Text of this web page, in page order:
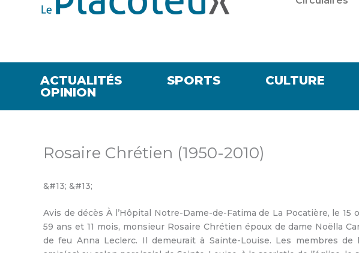
ACTUALITÉS SPORTS CULTURE
OPINION
Rosaire Chrétien (1950-2010)
&#13; &#13;
Avis de décès À l’Hôpital Notre-Dame-de-Fatima de La Pocatière, le 15
59 ans et 11 mois, monsieur Rosaire Chrétien époux de dame Noëlla
de feu Anna Leclerc. Il demeurait à Sainte-Louise. Les membres